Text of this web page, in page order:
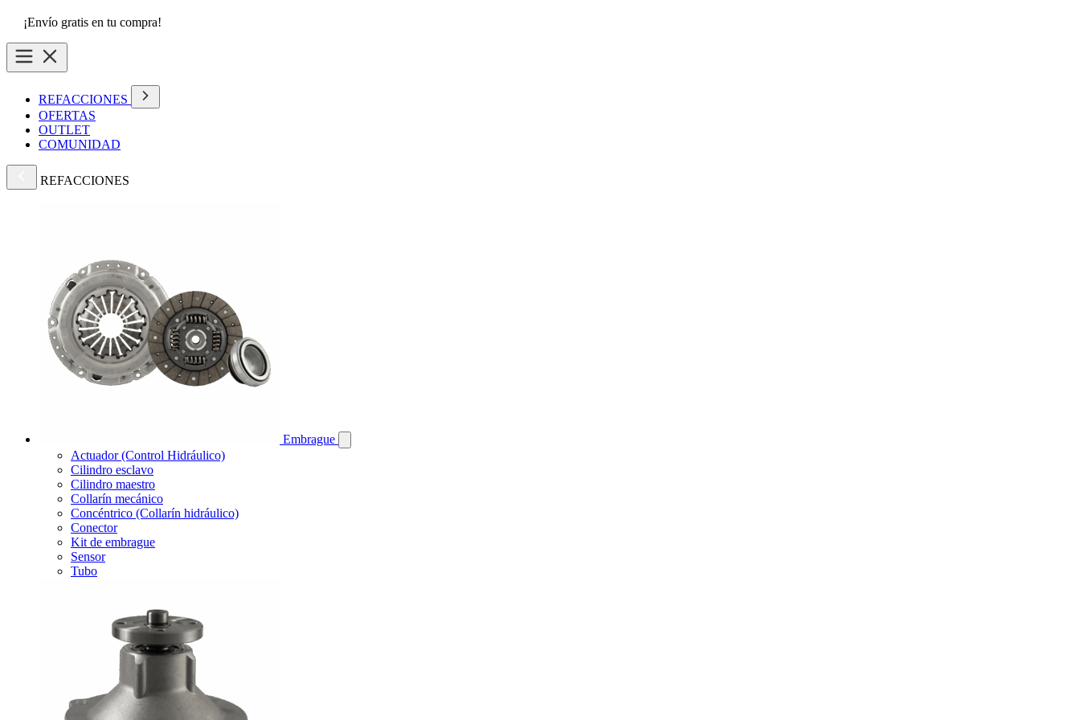
¡Envío gratis en tu compra!
REFACCIONES
OFERTAS
OUTLET
COMUNIDAD
REFACCIONES
Embrague
Actuador (Control Hidráulico)
Cilindro esclavo
Cilindro maestro
Collarín mecánico
Concéntrico (Collarín hidráulico)
Conector
Kit de embrague
Sensor
Tubo